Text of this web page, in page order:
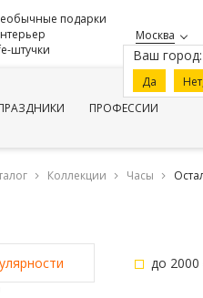
подарки
штучки
Москва
Ваш город:
Да
ПРОФЕССИИ
Коллекции Часы
до 2000